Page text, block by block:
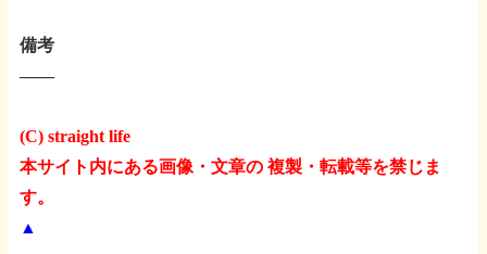
備考
――
(C) straight life
本サイト内にある画像・文章の 複製・転載等を禁じま
す。
▲